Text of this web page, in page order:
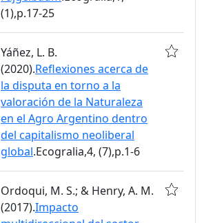
(1),p.17-25
Yáñez, L. B.
(2020).Reflexiones acerca de
la disputa en torno a la
valoración de la Naturaleza
en el Agro Argentino dentro
del capitalismo neoliberal
global.Ecogralia,4, (7),p.1-6
Ordoqui, M. S.; & Henry, A. M.
(2017).Impacto